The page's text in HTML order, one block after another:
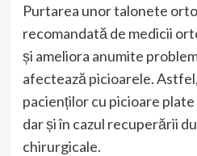
Purtarea unor talonete
recomandată de medicii
și ameliora anumite
afectează picioarele.
pacienților cu picioare
dar și în cazul recuperării
chirurgicale.